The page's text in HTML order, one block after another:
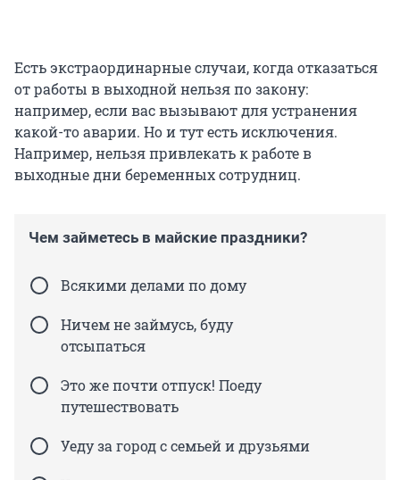
Есть экстраординарные случаи, когда отказаться
от работы в выходной нельзя по закону:
например, если вас вызывают для устранения
какой-то аварии. Но и тут есть исключения.
Например, нельзя привлекать к работе в
выходные дни беременных сотрудниц.
Чем займетесь в майские праздники?
Всякими делами по дому
Ничем не займусь, буду
отсыпаться
Это же почти отпуск! Поеду
путешествовать
Уеду за город с семьей и друзьями